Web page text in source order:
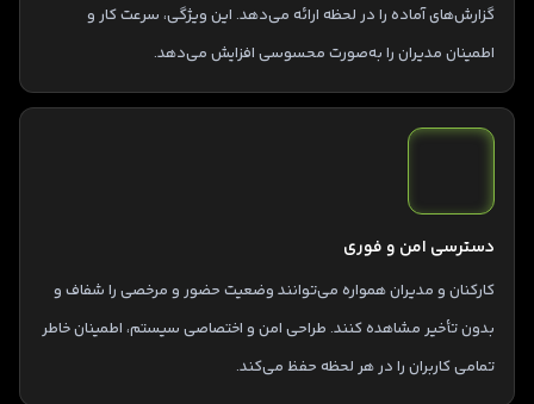
گزارش‌های آماده را در لحظه ارائه می‌دهد. این ویژگی، سرعت کار و
اطمینان مدیران را به‌صورت محسوسی افزایش می‌دهد.
دسترسی امن و فوری
کارکنان و مدیران همواره می‌توانند وضعیت حضور و مرخصی را شفاف و
بدون تأخیر مشاهده کنند. طراحی امن و اختصاصی سیستم، اطمینان خاطر
تمامی کاربران را در هر لحظه حفظ می‌کند.